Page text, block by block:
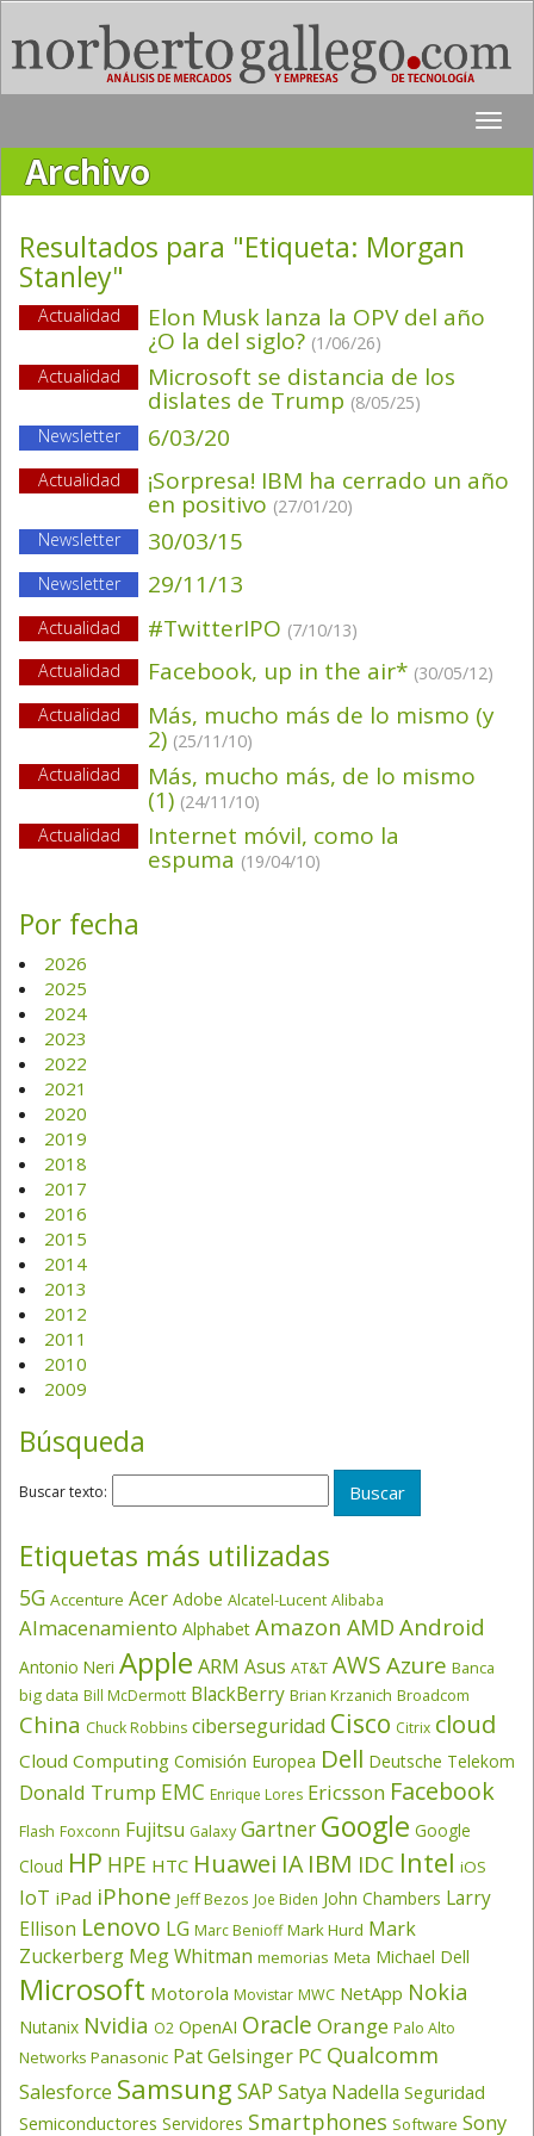
Toggle
Archivo
Resultados para "Etiqueta: Morgan
Stanley"
Actualidad Elon Musk lanza la OPV del año
¿O la del siglo? (1/06/26)
Actualidad
Microsoft se distancia de los
dislates de Trump (8/05/25)
Newsletter
6/03/20
Actualidad ¡Sorpresa! IBM ha cerrado un año
en positivo (27/01/20)
Newsletter
30/03/15
Newsletter 29/11/13
Actualidad #TwitterIPO (7/10/13)
Actualidad
Facebook, up in the air* (30/05/12)
Actualidad
Más, mucho más de lo mismo (y
2) (25/11/10)
Actualidad
Más, mucho más, de lo mismo
(1) (24/11/10)
Actualidad
Internet móvil, como la
espuma (19/04/10)
Por fecha
2026
2025
2024
2023
2022
2021
2020
2019
2018
2017
2016
2015
2014
2013
2012
2011
2010
2009
Búsqueda
Buscar texto:
Etiquetas más utilizadas
5G Accenture Acer Adobe Alcatel-Lucent Alibaba
Almacenamiento Alphabet Amazon AMD Android
Antonio Neri Apple ARM Asus AT&T AWSAzure Banca
big data Bill McDermott BlackBerry Brian Krzanich Broadcom
China Chuck Robbins ciberseguridad Cisco Citrix cloud
Cloud Computing Comisión Europea Dell Deutsche Telekom
Donald Trump EMC Enrique Lores Ericsson Facebook
Flash Foxconn Fujitsu Galaxy Gartner Google Google
Cloud HP HPE HTC Huawei IA IBM IDC Intel iOS
IoT iPad iPhone Jeff Bezos Joe Biden John Chambers Larry
Ellison Lenovo LG Marc Benioff Mark Hurd Mark
Zuckerberg Meg Whitman memorias Meta Michael Dell
Microsoft Motorola Movistar MWC NetApp Nokia
Nutanix Nvidia O2 OpenAI Oracle Orange Palo Alto
Networks Panasonic Pat Gelsinger PC Qualcomm
Salesforce Samsung SAP Satya Nadella Seguridad
Semiconductores Servidores Smartphones Software Sony